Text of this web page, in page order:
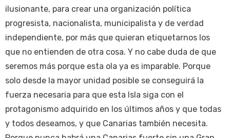
ilusionante, para crear una organización política
progresista, nacionalista, municipalista y de verdad
independiente, por más que quieran etiquetarnos los
que no entienden de otra cosa. Y no cabe duda de que
seremos más porque esta ola ya es imparable. Porque
solo desde la mayor unidad posible se conseguirá la
fuerza necesaria para que esta Isla siga con el
protagonismo adquirido en los últimos años y que todas
y todos deseamos, y que Canarias también necesita.